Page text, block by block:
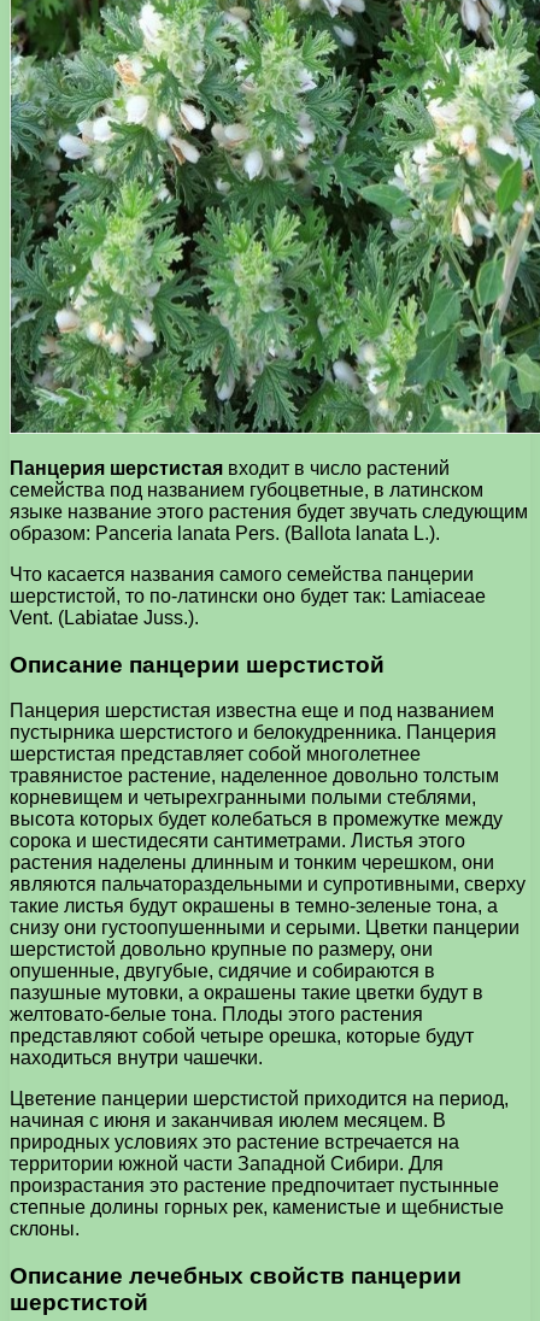
Панцерия шерстистая входит в число растений
семейства под названием губоцветные, в латинском
языке название этого растения будет звучать следующим
образом: Panceria lanata Pers. (Ballota lanata L.).
Что касается названия самого семейства панцерии
шерстистой, то по-латински оно будет так: Lamiaceae
Vent. (Labiatae Juss.).
Описание панцерии шерстистой
Панцерия шерстистая известна еще и под названием
пустырника шерстистого и белокудренника. Панцерия
шерстистая представляет собой многолетнее
травянистое растение, наделенное довольно толстым
корневищем и четырехгранными полыми стеблями,
высота которых будет колебаться в промежутке между
сорока и шестидесяти сантиметрами. Листья этого
растения наделены длинным и тонким черешком, они
являются пальчатораздельными и супротивными, сверху
такие листья будут окрашены в темно-зеленые тона, а
снизу они густоопушенными и серыми. Цветки панцерии
шерстистой довольно крупные по размеру, они
опушенные, двугубые, сидячие и собираются в
пазушные мутовки, а окрашены такие цветки будут в
желтовато-белые тона. Плоды этого растения
представляют собой четыре орешка, которые будут
находиться внутри чашечки.
Цветение панцерии шерстистой приходится на период,
начиная с июня и заканчивая июлем месяцем. В
природных условиях это растение встречается на
территории южной части Западной Сибири. Для
произрастания это растение предпочитает пустынные
степные долины горных рек, каменистые и щебнистые
склоны.
Описание лечебных свойств панцерии
шерстистой